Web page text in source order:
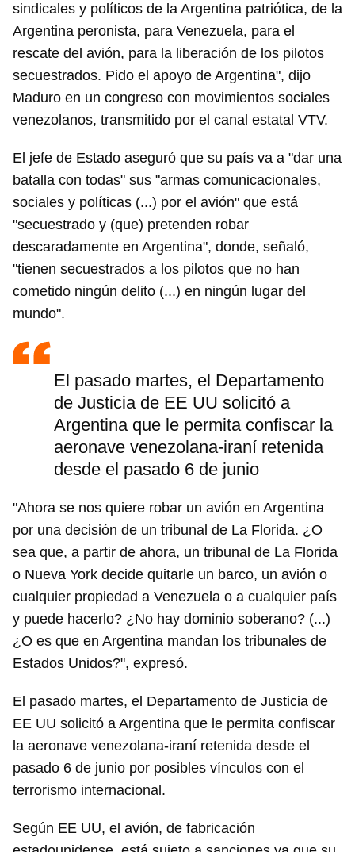
sindicales y políticos de la Argentina patriótica, de la
Argentina peronista, para Venezuela, para el
rescate del avión, para la liberación de los pilotos
secuestrados. Pido el apoyo de Argentina", dijo
Maduro en un congreso con movimientos sociales
venezolanos, transmitido por el canal estatal VTV.
El jefe de Estado aseguró que su país va a "dar una
batalla con todas" sus "armas comunicacionales,
sociales y políticas (...) por el avión" que está
"secuestrado y (que) pretenden robar
descaradamente en Argentina", donde, señaló,
"tienen secuestrados a los pilotos que no han
cometido ningún delito (...) en ningún lugar del
mundo".
El pasado martes, el Departamento
de Justicia de EE UU solicitó a
Argentina que le permita confiscar la
aeronave venezolana-iraní retenida
desde el pasado 6 de junio
"Ahora se nos quiere robar un avión en Argentina
por una decisión de un tribunal de La Florida. ¿O
sea que, a partir de ahora, un tribunal de La Florida
o Nueva York decide quitarle un barco, un avión o
cualquier propiedad a Venezuela o a cualquier país
y puede hacerlo? ¿No hay dominio soberano? (...)
¿O es que en Argentina mandan los tribunales de
Estados Unidos?", expresó.
El pasado martes, el Departamento de Justicia de
EE UU solicitó a Argentina que le permita confiscar
la aeronave venezolana-iraní retenida desde el
pasado 6 de junio por posibles vínculos con el
terrorismo internacional.
Según EE UU, el avión, de fabricación